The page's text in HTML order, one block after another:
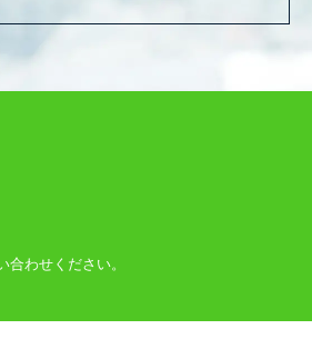
合わせください。